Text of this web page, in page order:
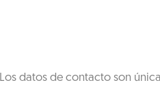
Los datos de contacto son